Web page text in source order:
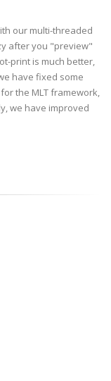
our multi-threaded
after you "preview"
print is much better,
have fixed some
the MLTframework,
we have improved